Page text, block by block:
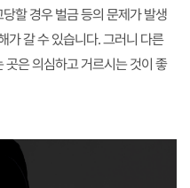
할 경우 벌금 등의 문제가 발생
가 갈 수 있습니다. 그러니 다른
은 의심하고 거르시는 것이 좋